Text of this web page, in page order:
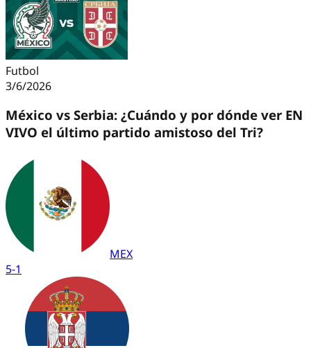
Futbol
3/6/2026
México vs Serbia: ¿Cuándo y por dónde ver EN
VIVO el último partido amistoso del Tri?
MEX
5-1